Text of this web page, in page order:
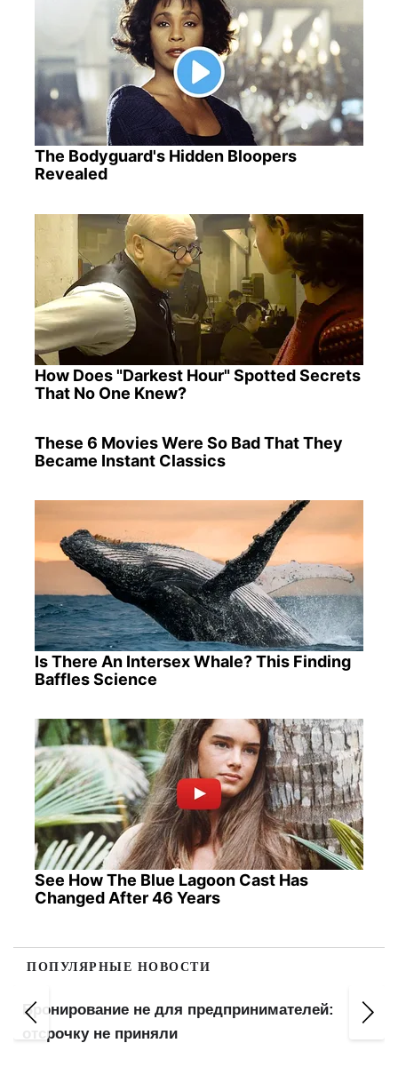
The Bodyguard's Hidden Bloopers
Revealed
How Does "Darkest Hour" Spotted Secrets
That No One Knew?
These 6 Movies Were So Bad That They
Became Instant Classics
Is There An Intersex Whale? This Finding
Baffles Science
See How The Blue Lagoon Cast Has
Changed After 46 Years
ПОПУЛЯРНЫЕ НОВОСТИ
Бронирование пересмотрят: кто потеряет
отсрочку